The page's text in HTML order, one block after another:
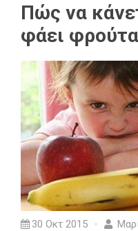
Πώς να
φάει φρούτα
30 Οκτ 2015